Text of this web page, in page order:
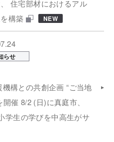
住宅部材におけるアル
構築
NEW
らせ
構との共創企画 “ご当地
催 8/2 (日)に真庭市、
学生の学びを中高生がサ